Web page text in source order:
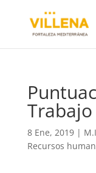
8 Ene, 2019|
Recursos